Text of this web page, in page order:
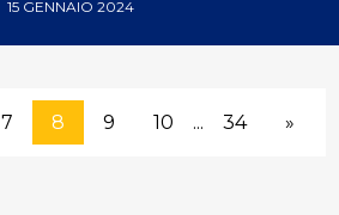
15 GENNAIO 2024
7 8 9 10 ... 34 »